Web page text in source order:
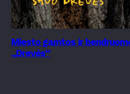
Miesto gamtos ir
„Drevės“